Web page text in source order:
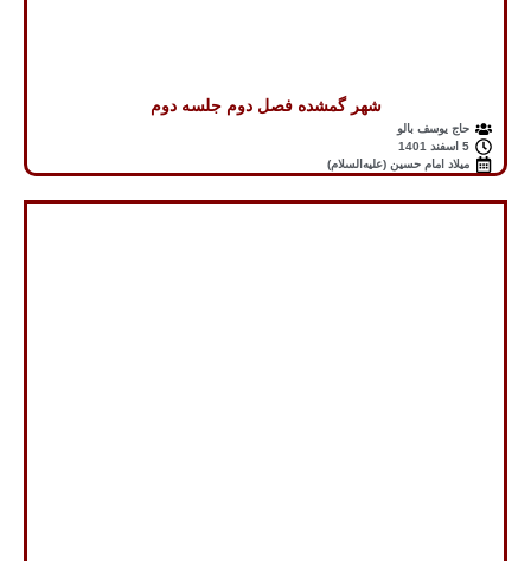
شهر گمشده فصل دوم جلسه دوم
حاج یوسف بالو
5 اسفند 1401
میلاد امام حسین (علیه‌السلام)